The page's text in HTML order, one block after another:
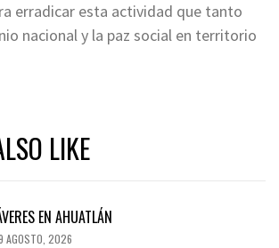
erradicar esta actividad que tanto
nacional y la paz social en territorio
LIKE
EN AHUATLÁN
AGOSTO, 2026